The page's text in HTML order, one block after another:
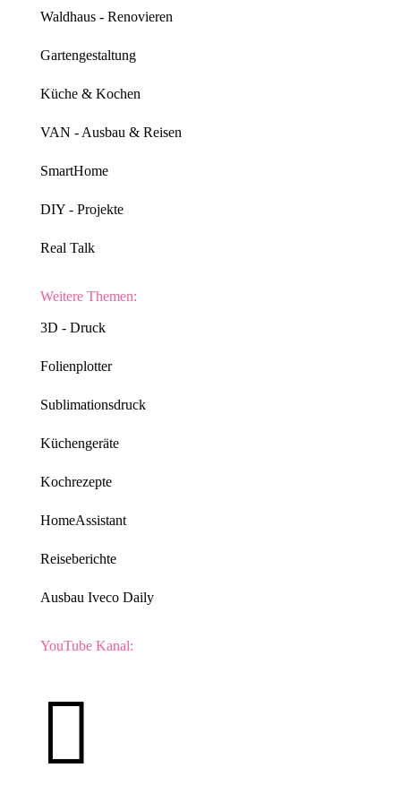
Waldhaus - Renovieren
Gartengestaltung
Küche & Kochen
VAN - Ausbau & Reisen
SmartHome
DIY - Projekte
Real Talk
Weitere Themen:
3D - Druck
Folienplotter
Sublimationsdruck
Küchengeräte
Kochrezepte
HomeAssistant
Reiseberichte
Ausbau Iveco Daily
YouTube Kanal:
